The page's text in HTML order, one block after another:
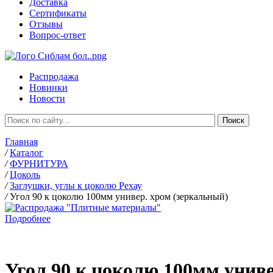
Доставка
Сертификаты
Отзывы
Вопрос-ответ
Распродажа
Новинки
Новости
Главная
/ Каталог
/ ФУРНИТУРА
/ Цоколь
/ Заглушки, углы к цоколю Рехау
/ Угол 90 к цоколю 100мм универ. хром (зеркальный)
Подробнее